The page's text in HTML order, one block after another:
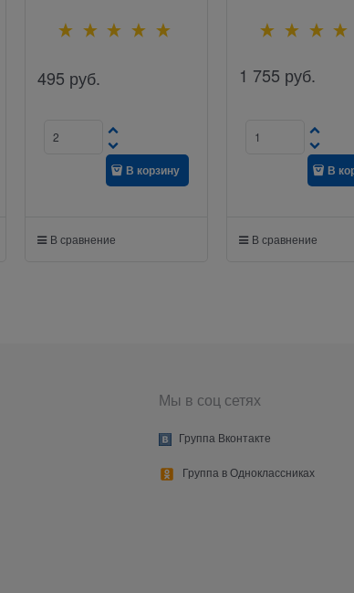
495 руб.
В корзину
В сравнение
1 755 руб.
В
В сравнение
Мы в соц сетях
Группа Вконтакте
Группа в Одноклассниках